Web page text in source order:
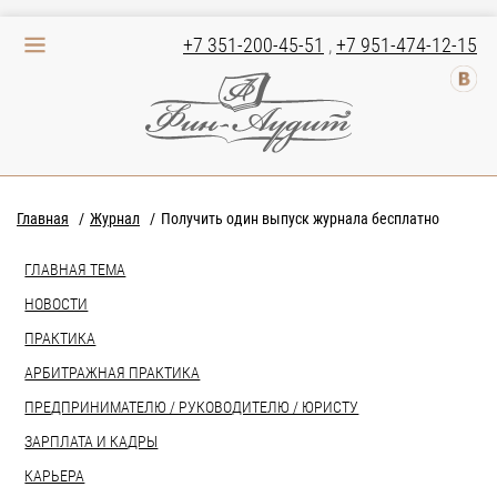
+7 351-200-45-51 ,+7 951-474-12-15
Главная Журнал Получить один выпуск журнала бесплатно
ГЛАВНАЯ ТЕМА
НОВОСТИ
ПРАКТИКА
АРБИТРАЖНАЯ ПРАКТИКА
ПРЕДПРИНИМАТЕЛЮ / РУКОВОДИТЕЛЮ / ЮРИСТУ
ЗАРПЛАТА И КАДРЫ
КАРЬЕРА